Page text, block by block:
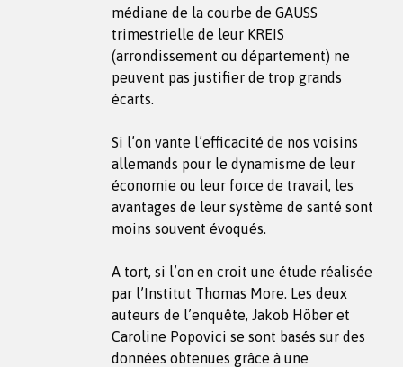
médiane de la courbe de GAUSS
trimestrielle de leur KREIS
(arrondissement ou département) ne
peuvent pas justifier de trop grands
écarts.
Si l’on vante l’efficacité de nos voisins
allemands pour le dynamisme de leur
économie ou leur force de travail, les
avantages de leur système de santé sont
moins souvent évoqués.
A tort, si l’on en croit une étude réalisée
par l’Institut Thomas More. Les deux
auteurs de l’enquête, Jakob Höber et
Caroline Popovici se sont basés sur des
données obtenues grâce à une